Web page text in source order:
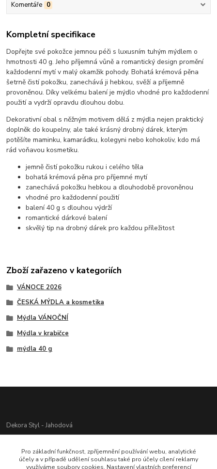
Komentáře 0
Kompletní specifikace
Dopřejte své pokožce jemnou péči s luxusním tuhým mýdlem o
hmotnosti 40 g. Jeho příjemná vůně a romantický design promění
každodenní mytí v malý okamžik pohody. Bohatá krémová pěna
šetrně čistí pokožku, zanechává ji hebkou, svěží a příjemně
provoněnou. Díky velkému balení je mýdlo vhodné pro každodenní
použití a vydrží opravdu dlouhou dobu.
Dekorativní obal s něžným motivem dělá z mýdla nejen praktický
doplněk do koupelny, ale také krásný drobný dárek, kterým
potěšíte maminku, kamarádku, kolegyni nebo kohokoliv, kdo má
rád voňavou kosmetiku.
jemně čistí pokožku rukou i celého těla
bohatá krémová pěna pro příjemné mytí
zanechává pokožku hebkou a dlouhodobě provoněnou
vhodné pro každodenní použití
balení 40 g s dlouhou výdrží
romantické dárkové balení
skvělý tip na drobný dárek pro každou příležitost
Zboží zařazeno v kategoriích
VÁNOCE 2026
ČESKÁ MÝDLA a kosmetika
Mýdla VÁNOČNÍ
Mýdla v krabičce
mýdla 40 g
Dekora Styl - Jahodová
Jahodová Veronika
721312944
Pro základní funkčnost, zpříjemnění používání webu, analytické
účely a v případě udělení souhlasu také pro účely cílení reklamy
využíváme soubory cookies. Nastavení vlastních preferencí